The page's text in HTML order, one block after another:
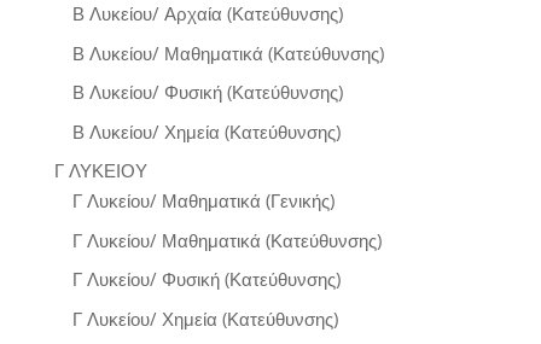
Β Λυκείου/ Αρχαία (Κατεύθυνσης)
Β Λυκείου/ Μαθηματικά (Κατεύθυνσης)
Β Λυκείου/ Φυσική (Κατεύθυνσης)
Β Λυκείου/ Χημεία (Κατεύθυνσης)
Γ ΛΥΚΕΙΟΥ
Γ Λυκείου/ Μαθηματικά (Γενικής)
Γ Λυκείου/ Μαθηματικά (Κατεύθυνσης)
Γ Λυκείου/ Φυσική (Κατεύθυνσης)
Γ Λυκείου/ Χημεία (Κατεύθυνσης)